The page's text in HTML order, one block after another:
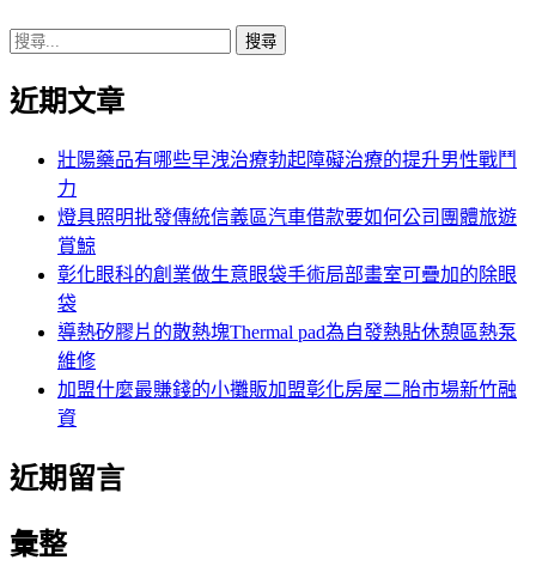
搜
關
近期文章
壯陽藥品有哪些早洩治療勃起障礙治療的提升男性戰鬥
力
燈具照明批發傳統信義區汽車借款要如何公司團體旅遊
賞鯨
彰化眼科的創業做生意眼袋手術局部畫室可疊加的除眼
袋
導熱矽膠片的散熱塊Thermal pad為自發熱貼休憩區熱泵
維修
加盟什麼最賺錢的小攤販加盟彰化房屋二胎市場新竹融
資
近期留言
彙整